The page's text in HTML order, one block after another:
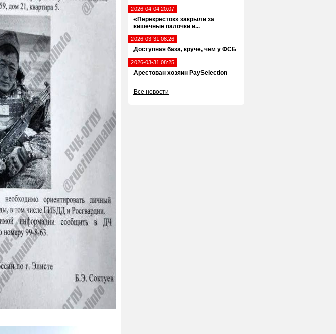
2026-04-04 20:07
«Перекресток» закрыли за
кишечные палочки и...
2026-03-31 08:26
Доступная база, круче, чем у ФСБ
2026-03-31 08:25
Арестован хозяин PaySelection
Все новости